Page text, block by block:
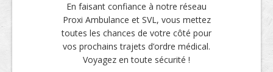
En faisant confiance à notre réseau
Proxi Ambulance et SVL, vous mettez
toutes les chances de votre côté pour
vos prochains trajets d’ordre médical.
Voyagez en toute sécurité !